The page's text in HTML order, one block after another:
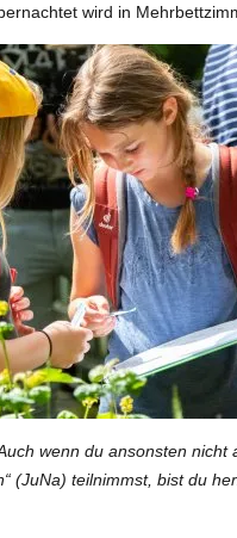
wird in
wenn du ansonsten nicht
(JuNa) teilnimmst, bist du